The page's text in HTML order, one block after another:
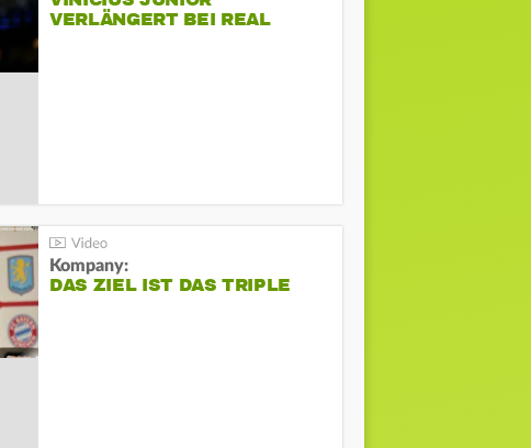
VERLÄNGERT BEI REAL
Kompany:
DAS ZIEL IST DAS TRIPLE